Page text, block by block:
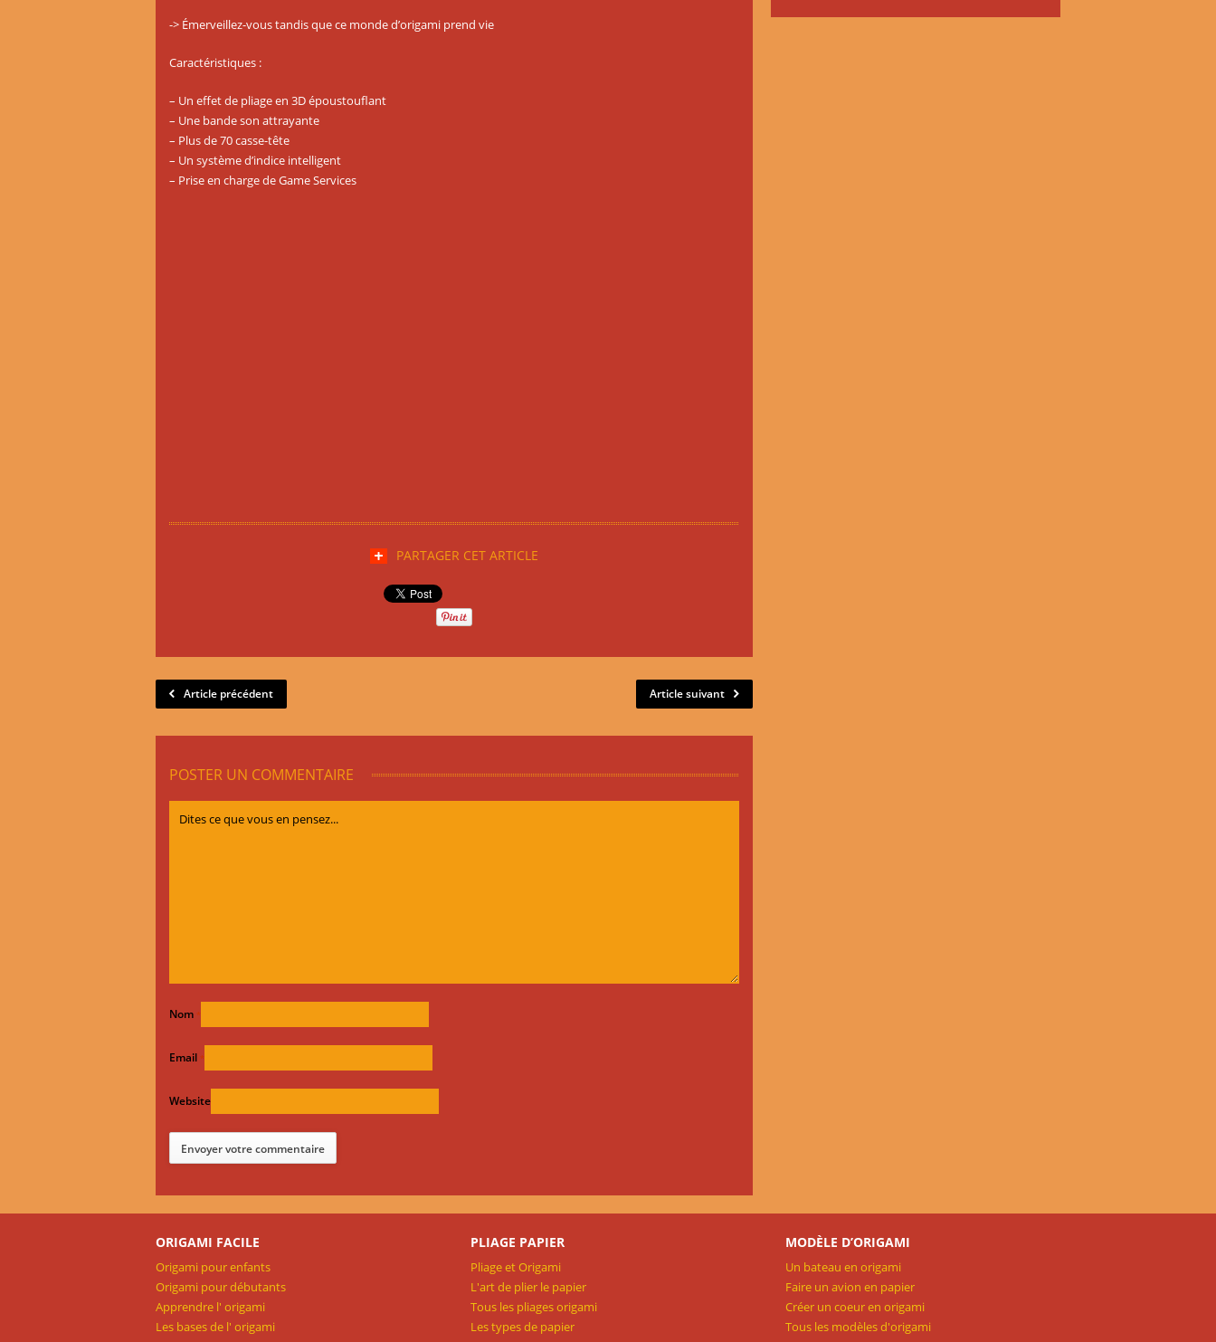
-> Émerveillez-vous tandis que ce monde d’origami prend vie
Caractéristiques :
– Un effet de pliage en 3D époustouflant
– Une bande son attrayante
– Plus de 70 casse-tête
– Un système d’indice intelligent
– Prise en charge de Game Services
PARTAGER CET ARTICLE
Article précédent Article suivant
POSTER UN COMMENTAIRE
Nom *
Email *
Website
ORIGAMI FACILE
Origami pour enfants
Origami pour débutants
Apprendre l' origami
Les bases de l' origami
PLIAGE PAPIER
Pliage et Origami
L'art de plier le papier
Tous les pliages origami
Les types de papier
MODÈLE D’ORIGAMI
Un bateau en origami
Faire un avion en papier
Créer un coeur en origami
Tous les modèles d'origami